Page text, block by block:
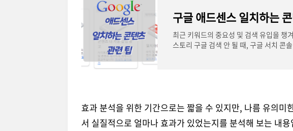
최근 키워드의 중요성 및 검색 유입을 챙
스토리 구글 검색 안 될 때, 구글 서치 콘
효과 분석을 위한 기간으로는 짧을 수 있지만, 나름 유의미
서 실질적으로 얼마나 효과가 있었는지를 분석해 보는 내